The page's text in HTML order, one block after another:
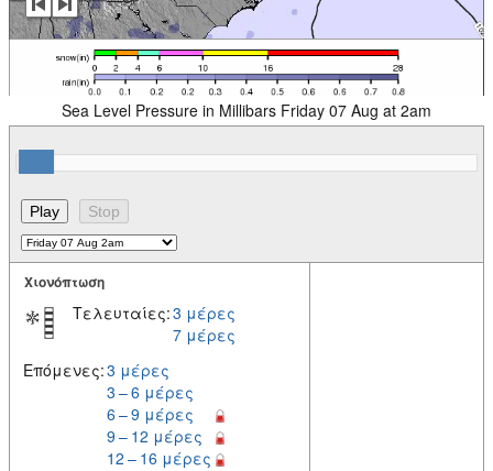
Sea Level Pressure in Millibars Friday 07 Aug at 2am
Χιονόπτωση
Τελευταίες:3 μέρες
7 μέρες
Επόμενες:3 μέρες
3 – 6 μέρες
6 – 9 μέρες
9 – 12 μέρες
12 – 16 μέρες